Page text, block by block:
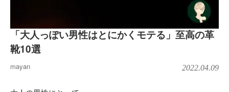
「大人っぽい男性はとにかくモテる」至高の革
靴10選
mayan 2022.04.09